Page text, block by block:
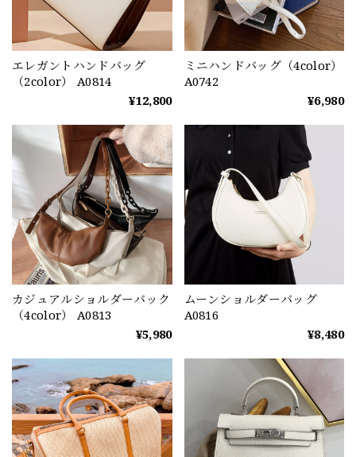
エレガントハンドバッグ
（2color） A0814
¥12,800
ミニハンドバッグ（4color）
A0742
¥6,980
カジュアルショルダーバック
（4color） A0813
¥5,980
ムーンショルダーバッグ
A0816
¥8,480